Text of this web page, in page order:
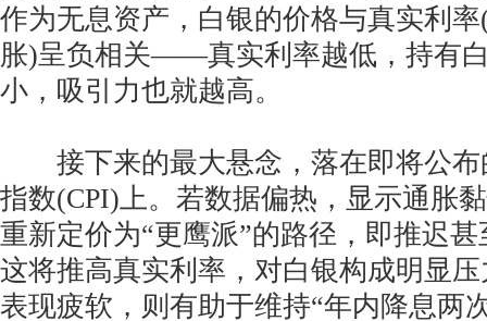
作为无息资产，白银的价格与真实利
胀)呈负相关——真实利率越低，持有
小，吸引力也就越高。
接下来的最大悬念，落在即将公布
指数(CPI)上。若数据偏热，显示通胀
重新定价为“更鹰派”的路径，即推迟
这将推高真实利率，对白银构成明显
表现疲软，则有助于维持“年内降息两